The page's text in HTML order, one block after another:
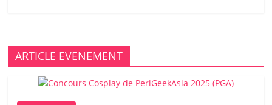
ARTICLE EVENEMENT